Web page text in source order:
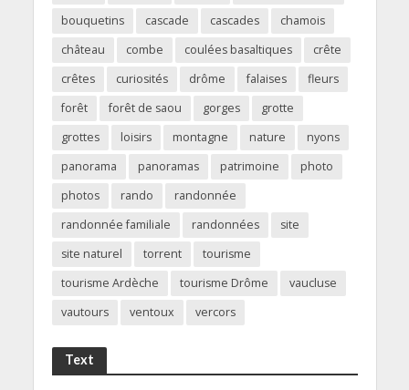
bouquetins
cascade cascades
chamois
château
combe coulées basaltiques
crête
crêtes
curiosités drôme falaises
fleurs
forêt
forêt de saou gorges
grotte
grottes
loisirs montagne nature
nyons
panorama
panoramas patrimoine
photo
photos
rando
randonnée
randonnée familiale
randonnées
site
site naturel
torrent
tourisme
tourisme Ardèche
tourisme Drôme
vaucluse
vautours
ventoux vercors
Text